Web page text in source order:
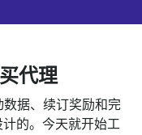
代理
据、续订奖励和完
的。今天就开始工